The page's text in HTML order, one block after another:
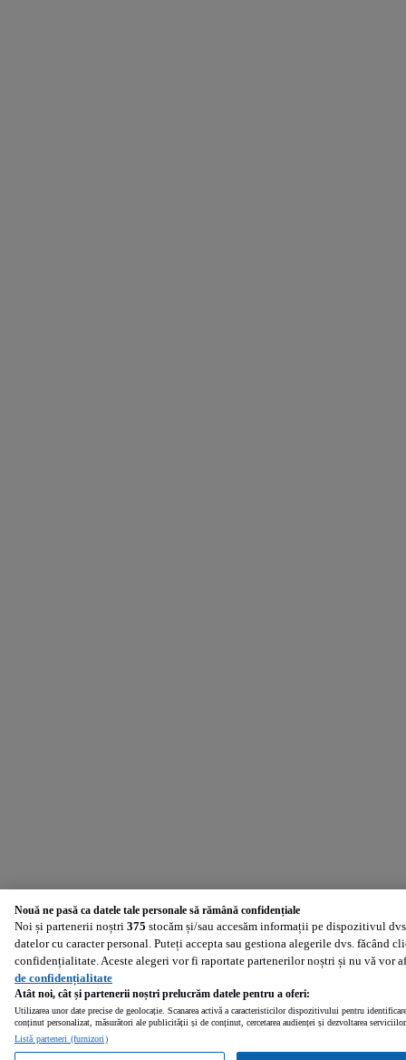
Nouă ne pasă ca datele tale personale să rămână confidențiale
Noi și partenerii noștri 375 stocăm și/sau accesăm informații pe dispozitivul
datelor cu caracter personal. Puteți accepta sau gestiona alegerile dvs. făcând
confidențialitate. Aceste alegeri vor fi raportate partenerilor noștri și nu vă vor
de confidențialitate
Atât noi, cât și partenerii noștri prelucrăm datele pentru a oferi:
Utilizarea unor date precise de geolocație. Scanarea activă a caracteristicilor dispozitivului pentru
conținut personalizat, măsurători ale publicității și de conținut, cercetarea audienței și dezvoltarea
Listă parteneri (furnizori)